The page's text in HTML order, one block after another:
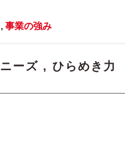
, 事業の強み
ニーズ , ひらめき力